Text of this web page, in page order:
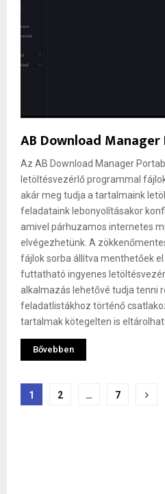
AB Download Manager
Az AB Download Manager
letöltésvezérlő programmal
akár meg tudja a tartalmaink
feladataink lebonyolításakor
amivel párhuzamos internetes
elvégezhetünk. A
fájlok sorba állítva menthetőek el
futtatható ingyenes
alkalmazás lehetővé tudja tenni
feladatlistákhoz történő
tartalmak kötegelten is
Bővebben
Bejegyzések
1 2 … 7